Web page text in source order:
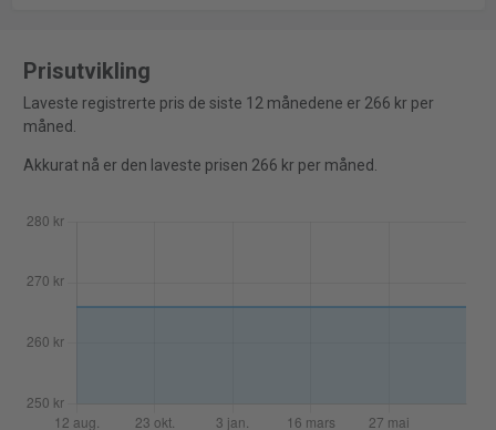
Prisutvikling
Laveste registrerte pris de siste 12 månedene er 266 kr per
måned.
Akkurat nå er den laveste prisen 266 kr per måned.